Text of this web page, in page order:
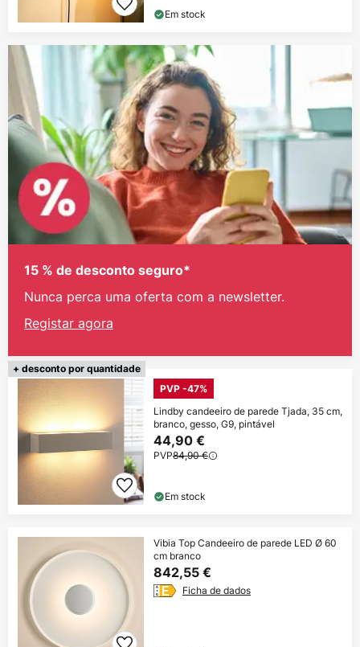
Em stock
15 % de desconto seguro*
Nunca perca uma oferta com a newsletter.
Registar agora
+ desconto por quantidade
PVP -47%
Lindby candeeiro de parede Tjada, 35 cm,
branco, gesso, G9, pintável
44,90 €
PVP84,90 €
Em stock
Vibia Top Candeeiro de parede LED Ø 60
cm branco
842,55 €
Ficha de dados